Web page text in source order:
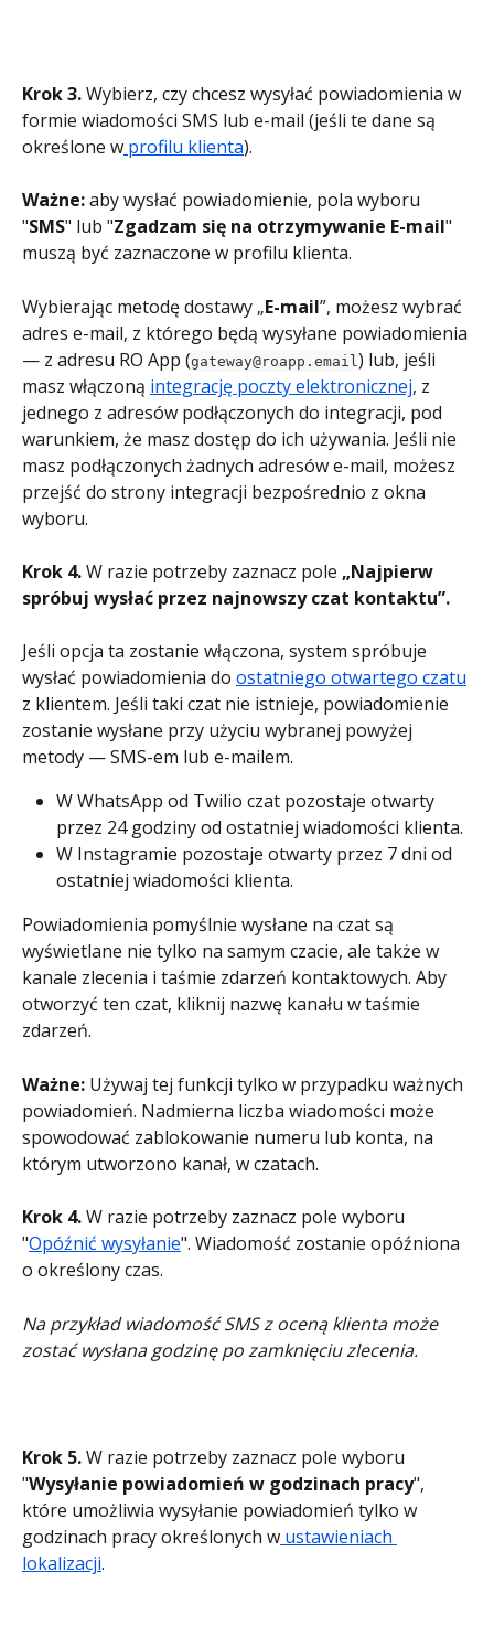
Krok 3. Wybierz, czy chcesz wysyłać powiadomienia w
formie wiadomości SMS lub e-mail (jeśli te dane są
określone w profilu klienta).
Ważne: aby wysłać powiadomienie, pola wyboru
"SMS" lub "Zgadzam się na otrzymywanie E-mail"
muszą być zaznaczone w profilu klienta.
Wybierając metodę dostawy „E-mail”, możesz wybrać
adres e-mail, z którego będą wysyłane powiadomienia
— z adresu RO App (gateway@roapp.email ) lub, jeśli
masz włączoną integrację poczty elektronicznej, z
jednego z adresów podłączonych do integracji, pod
warunkiem, że masz dostęp do ich używania. Jeśli nie
masz podłączonych żadnych adresów e-mail, możesz
przejść do strony integracji bezpośrednio z okna
wyboru.
Krok 4. W razie potrzeby zaznacz pole „Najpierw
spróbuj wysłać przez najnowszy czat kontaktu”.
Jeśli opcja ta zostanie włączona, system spróbuje
wysłać powiadomienia do ostatniego otwartego czatu
z klientem. Jeśli taki czat nie istnieje, powiadomienie
zostanie wysłane przy użyciu wybranej powyżej
metody — SMS-em lub e-mailem.
W WhatsApp od Twilio czat pozostaje otwarty
przez 24 godziny od ostatniej wiadomości klienta.
W Instagramie pozostaje otwarty przez 7 dni od
ostatniej wiadomości klienta.
Powiadomienia pomyślnie wysłane na czat są
wyświetlane nie tylko na samym czacie, ale także w
kanale zlecenia i taśmie zdarzeń kontaktowych. Aby
otworzyć ten czat, kliknij nazwę kanału w taśmie
zdarzeń.
Ważne: Używaj tej funkcji tylko w przypadku ważnych
powiadomień. Nadmierna liczba wiadomości może
spowodować zablokowanie numeru lub konta, na
którym utworzono kanał, w czatach.
Krok 4. W razie potrzeby zaznacz pole wyboru
"Opóźnić wysyłanie". Wiadomość zostanie opóźniona
o określony czas.
Na przykład wiadomość SMS z oceną klienta może
zostać wysłana godzinę po zamknięciu zlecenia.
Krok 5. W razie potrzeby zaznacz pole wyboru
"Wysyłanie powiadomień w godzinach pracy",
które umożliwia wysyłanie powiadomień tylko w
godzinach pracy określonych w ustawieniach
lokalizacji.